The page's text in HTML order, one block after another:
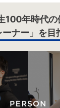
100年時代
ナー」を目